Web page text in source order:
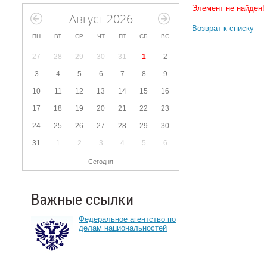
Август 2026
ПН ВТ СР ЧТ ПТ СБ ВС
27 28 29 30 31 1 2
3 4 5 6 7 8 9
10 11 12 13 14 15 16
17 18 19 20 21 22 23
24 25 26 27 28 29 30
31 1 2 3 4 5 6
Сегодня
Важные ссылки
Федеральное агентство по
делам национальностей
Элемент не найден!
Возврат к списку